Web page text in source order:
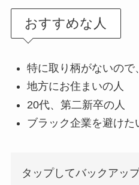
おすすめな人
特に取り柄がないので
地方にお住まいの人
20代、第二新卒の人
ブラック企業を避けた
タップしてバックアッ